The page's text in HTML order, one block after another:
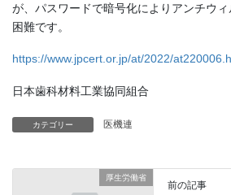
が、パスワードで暗号化によりアンチウ
困難です。
https://www.jpcert.or.jp/at/2022/
日本歯科材料工業協同組合
カテゴリー 医機連
厚生労働省
前の記事